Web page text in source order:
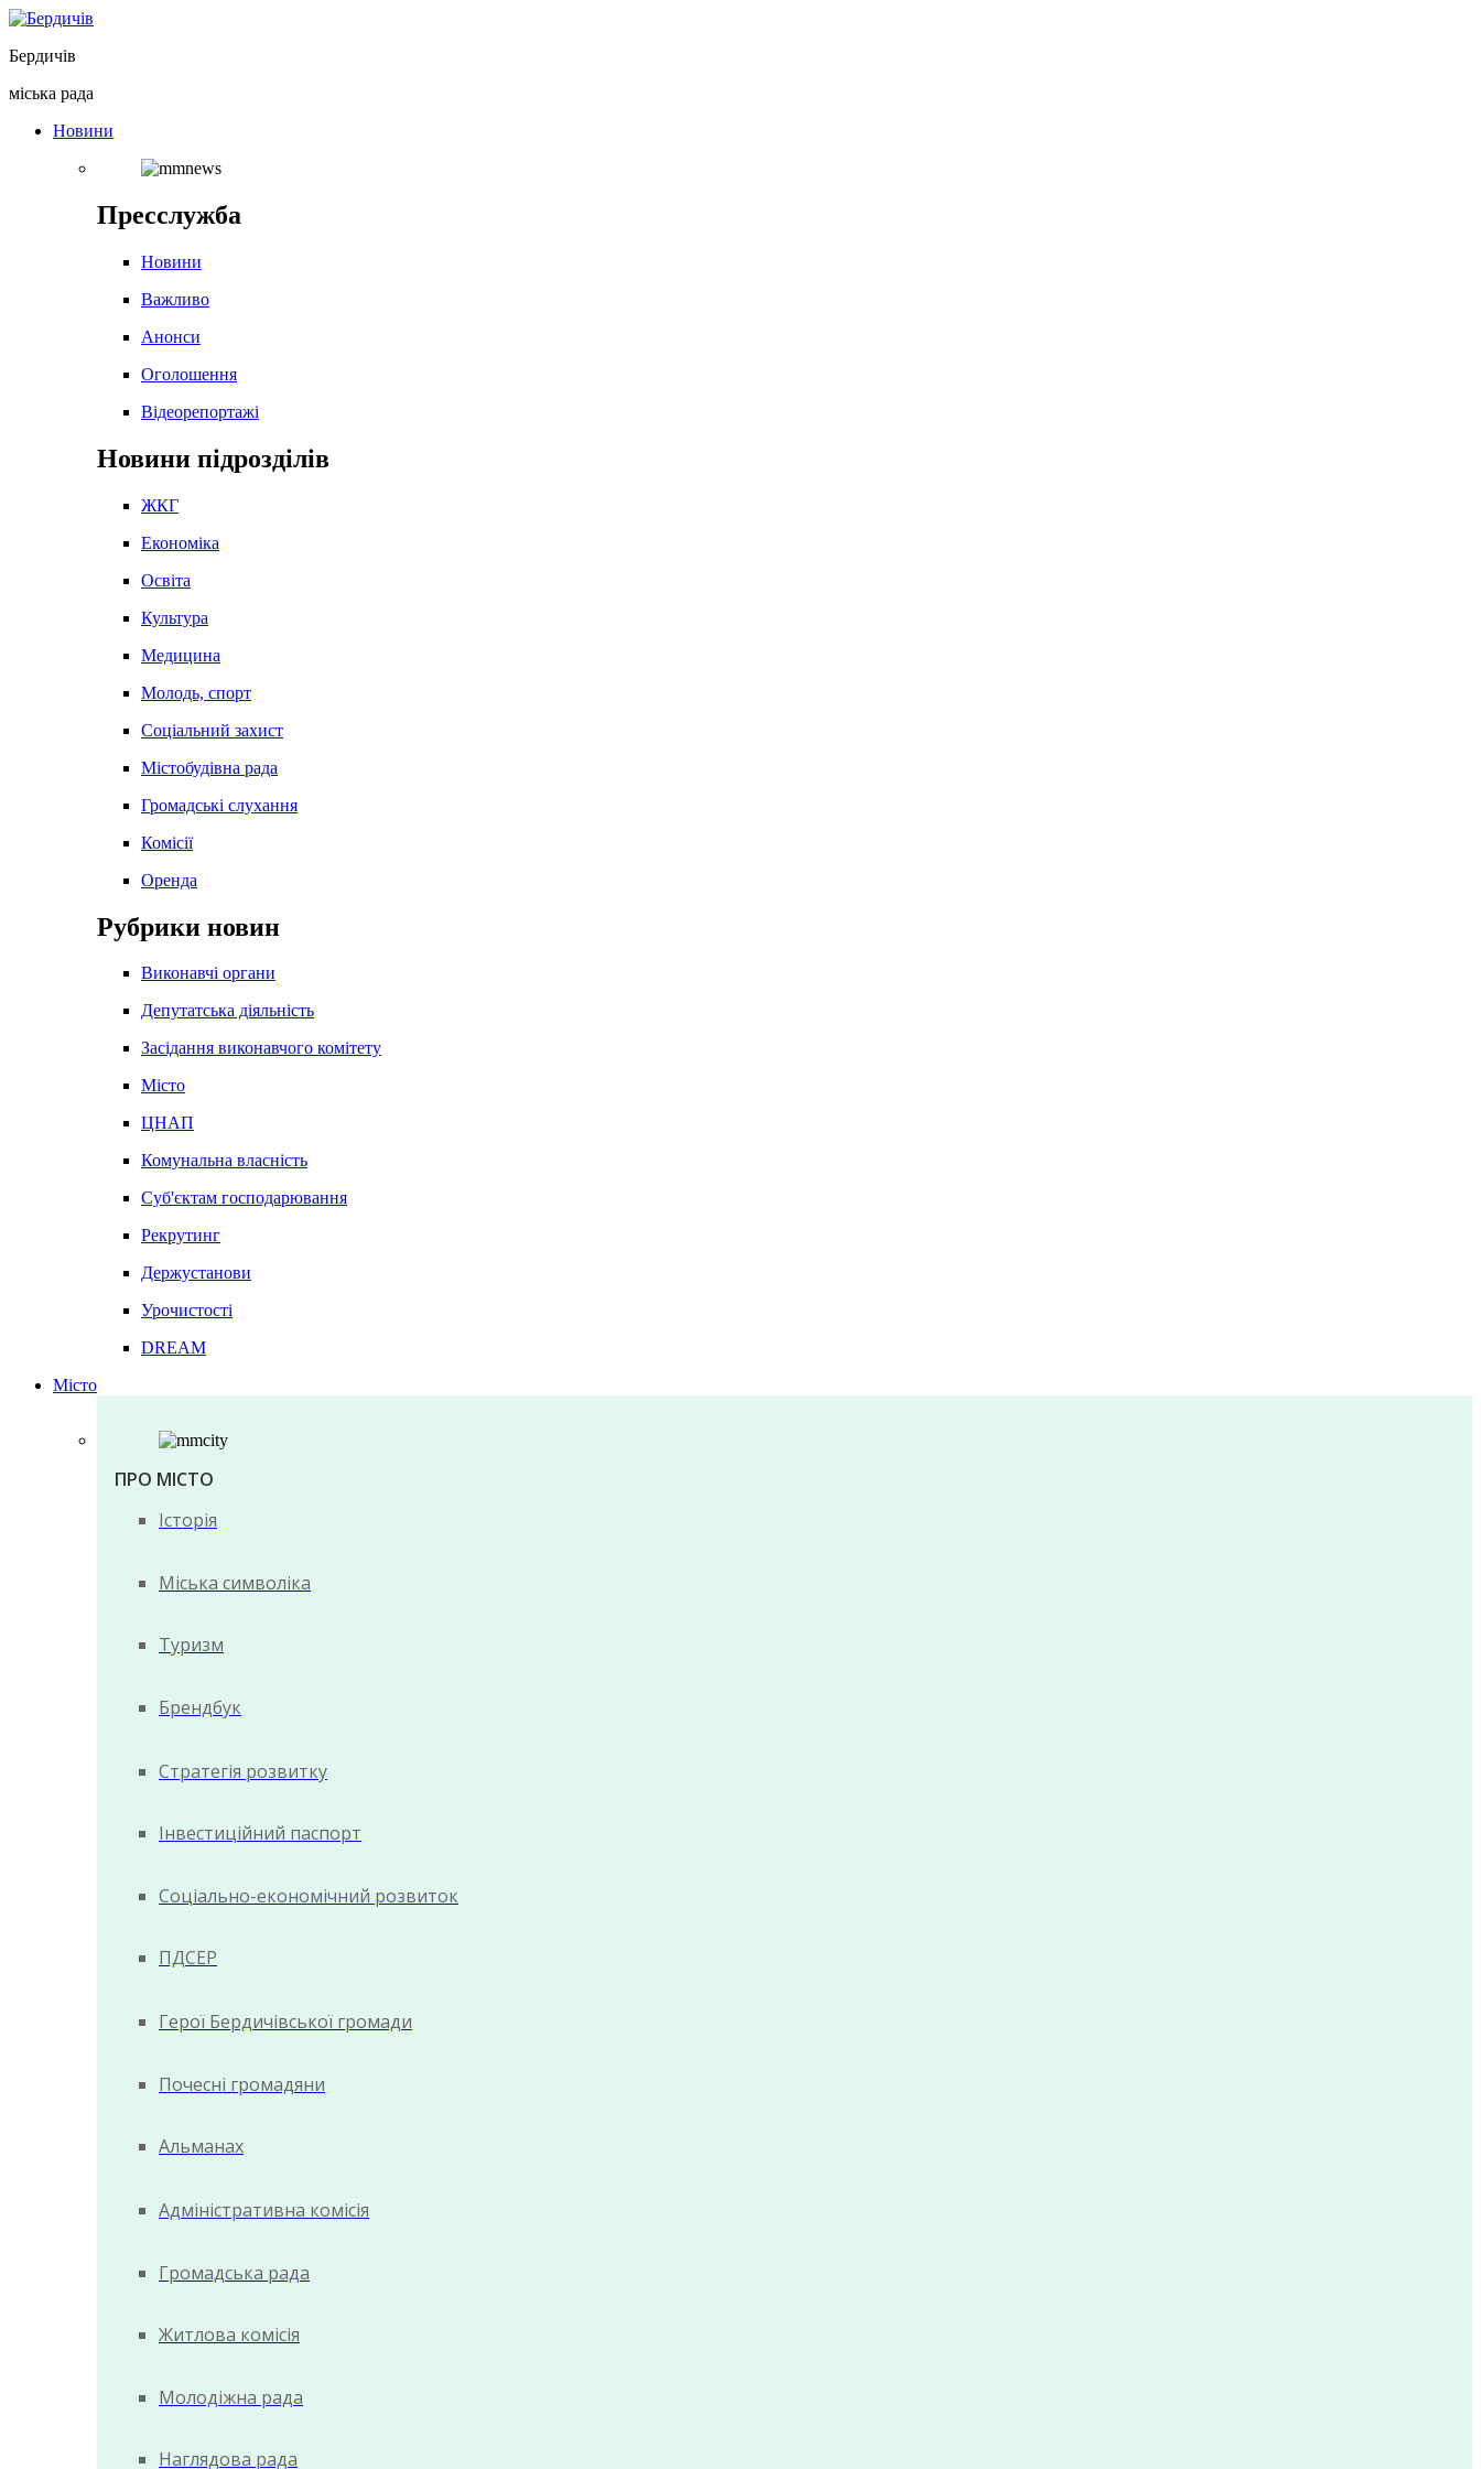
Перейти
вмісту
Бердичів
міська рада
Новини
Пресслужба
Новини
Важливо
Анонси
Оголошення
Відеорепортажі
Новини підрозділів
ЖКГ
Економіка
Освіта
Культура
Медицина
Молодь, спорт
Соціальний захист
Містобудівна рада
Громадські слухання
Комісії
Оренда
Рубрики новин
Виконавчі органи
Депутатська діяльність
Засідання виконавчого комітету
Місто
ЦНАП
Комунальна власність
Суб'єктам господарювання
Рекрутинг
Держустанови
Урочистості
DREAM
Місто
ПРО МІСТО
Історія
Міська символіка
Туризм
Брендбук
Стратегія розвитку
Інвестиційний паспорт
Соціально-економічний розвиток
ПДСЕР
Герої Бердичівської громади
Почесні громадяни
Альманах
Адміністративна комісія
Громадська рада
Житлова комісія
Молодіжна рада
Наглядова рада